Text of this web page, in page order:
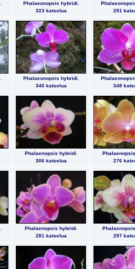
Phalaeonopsis hybridi.
323 katselua
291
Phalaeonopsis hybridi.
340 katselua
348
Phalaenopsis hybridi.
306 katselua
276
Phalaenopsis hybridi.
281 katselua
297